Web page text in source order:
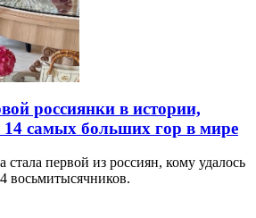
россиянки в истории,
14 самых больших гор в мире
первой из россиян, кому удалось
восьмитысячников.